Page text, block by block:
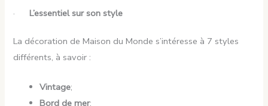
·L’essentiel sur son style
La décoration de Maison du Monde s’intéresse à 7 styles
différents, à savoir :
Vintage;
Bord de mer;